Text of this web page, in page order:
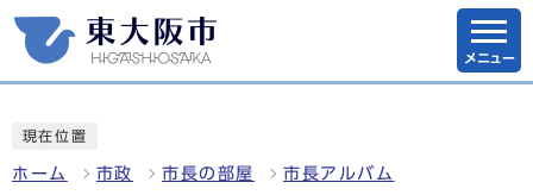
メニュー
現在位置
ホーム 市政 市長の部屋 市長アルバム